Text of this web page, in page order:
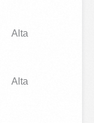
Alta
Alta